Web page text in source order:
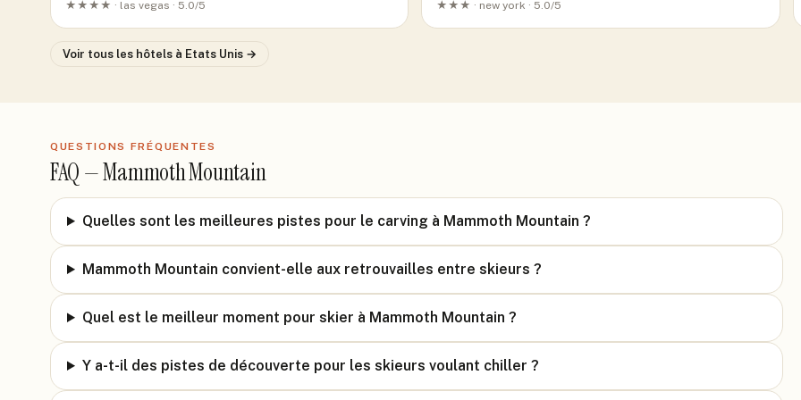
★★★★ · las vegas · 5.0/5 ★★★ · new york · 5.0/5
Voir tous les hôtels à Etats Unis →
QUESTIONS FRÉQUENTES
FAQ —Mammoth Mountain
Quelles sont les meilleures pistes pour le carving à Mammoth Mountain ?
Mammoth Mountain convient-elle aux retrouvailles entre skieurs ?
Quel est le meilleur moment pour skier à Mammoth Mountain ?
Y a-t-il des pistes de découverte pour les skieurs voulant chiller ?